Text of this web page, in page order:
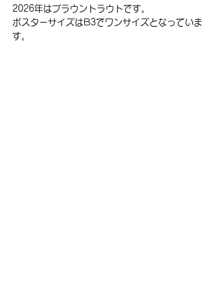
2026年はブラウントラウトです。
ポスターサイズはB3でワンサイズとなっていま
す。